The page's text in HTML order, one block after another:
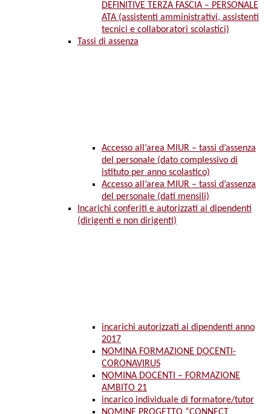
DEFINITIVE TERZA FASCIA – PERSONALE
ATA (assistenti amministrativi, assistenti
tecnici e collaboratori scolastici)
Tassi di assenza
Accesso all’area MIUR – tassi d’assenza
del personale (dato complessivo di
istituto per anno scolastico)
Accesso all’area MIUR – tassi d’assenza
del personale (dati mensili)
Incarichi conferiti e autorizzati ai dipendenti
(dirigenti e non dirigenti)
incarichi autorizzati ai dipendenti anno
2017
NOMINA FORMAZIONE DOCENTI-
CORONAVIRUS
NOMINA DOCENTI – FORMAZIONE
AMBITO 21
incarico individuale di formatore/tutor